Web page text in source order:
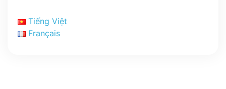
Tiếng Việt
Français